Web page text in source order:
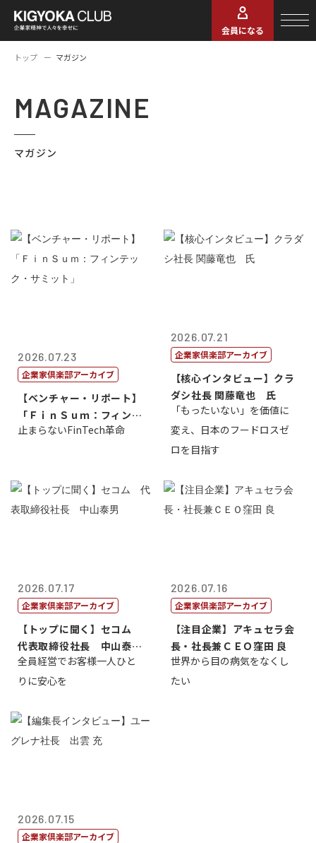
会員になる
トップ マガジン
MAGAZINE
マガジン
2026.07.23
企業家倶楽部アーカイブ
【ベンチャー・リポート】
「ＦｉｎＳｕｍ：フィンテ
ック・サミッ...
止まらないFinTech革命
2026.07.21
企業家倶楽部アーカイブ
【核心インタビュー】クラ
ダシ社長 関藤竜也 氏
「もったいない」を価値に
変え、日本のフードロスゼ
ロを目指す
2026.07.17
企業家倶楽部アーカイブ
【トップに聞く】セコム
代表取締役社長 中山泰
男
全員経営でお客様一人ひと
りに安心を
2026.07.16
企業家倶楽部アーカイブ
【注目企業】アキュセラ会
長・社長兼ＣＥＯ窪田 良
世界から目の病気をなくし
たい
2026.07.15
企業家倶楽部アーカイブ